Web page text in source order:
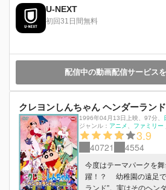
U-NEXT
初回31日間無料
配信中の動画配信サービス
クレヨンしんちゃん ヘンダーラン
1996年04月13日上映 97分
ジャンル： アニメ ファミリー
3.9
40721 4554
今度はテーマパークを
躍！？ 幼稚園の遠足で
ランド”。実はそのヘン